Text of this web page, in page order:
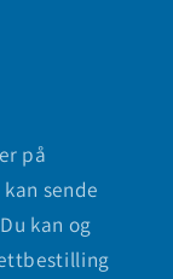
på
sende
kan og